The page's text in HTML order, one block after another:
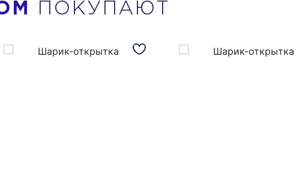
ПОКУПАЮТ